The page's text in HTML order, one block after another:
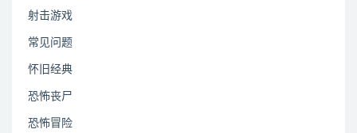
射击游戏
常见问题
怀旧经典
恐怖丧尸
恐怖冒险